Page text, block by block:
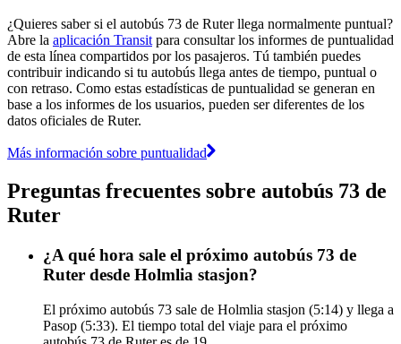
¿Quieres saber si el autobús 73 de Ruter llega normalmente puntual?
Abre la aplicación Transit para consultar los informes de puntualidad
de esta línea compartidos por los pasajeros. Tú también puedes
contribuir indicando si tu autobús llega antes de tiempo, puntual o
con retraso. Como estas estadísticas de puntualidad se generan en
base a los informes de los usuarios, pueden ser diferentes de los
datos oficiales de Ruter.
Más información sobre puntualidad
Preguntas frecuentes sobre autobús 73 de
Ruter
¿A qué hora sale el próximo autobús 73 de
Ruter desde Holmlia stasjon?
El próximo autobús 73 sale de Holmlia stasjon (5:14) y llega a
Pasop (5:33). El tiempo total del viaje para el próximo